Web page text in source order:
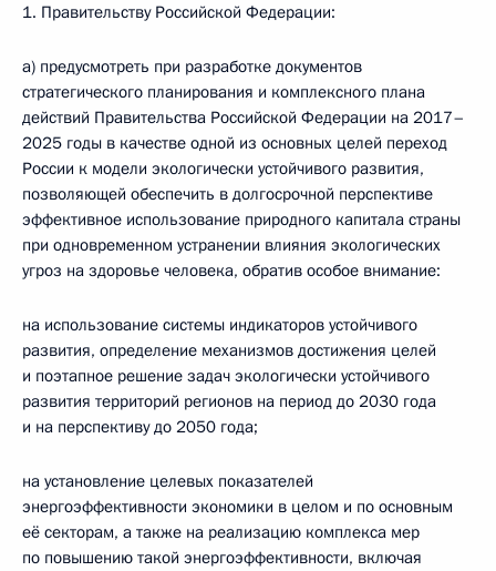
1. Правительству Российской Федерации:
а) предусмотреть при разработке документов
стратегического планирования и комплексного плана
действий Правительства Российской Федерации на 2017–
2025 годы в качестве одной из основных целей переход
России к модели экологически устойчивого развития,
позволяющей обеспечить в долгосрочной перспективе
эффективное использование природного капитала страны
при одновременном устранении влияния экологических
угроз на здоровье человека, обратив особое внимание:
на использование системы индикаторов устойчивого
развития, определение механизмов достижения целей
и поэтапное решение задач экологически устойчивого
развития территорий регионов на период до 2030 года
и на перспективу до 2050 года;
на установление целевых показателей
энергоэффективности экономики в целом и по основным
её секторам, а также на реализацию комплекса мер
по повышению такой энергоэффективности, включая